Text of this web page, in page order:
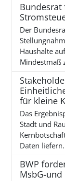
Der
Haushalte
Mindestmaß
für kleine
Das
Stadt und
Daten
BWP
MsbG-und